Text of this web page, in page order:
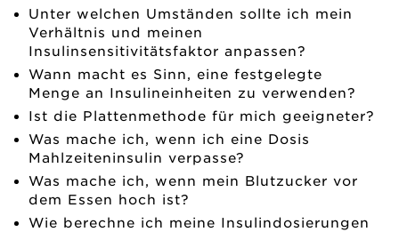
Unter welchen Umständen sollte ich mein
Verhältnis und meinen
Insulinsensitivitätsfaktor anpassen?
Wann macht es Sinn, eine festgelegte
Menge an Insulineinheiten zu verwenden?
Ist die Plattenmethode für mich geeigneter?
Was mache ich, wenn ich eine Dosis
Mahlzeiteninsulin verpasse?
Was mache ich, wenn mein Blutzucker vor
dem Essen hoch ist?
Wie berechne ich meine Insulindosierungen